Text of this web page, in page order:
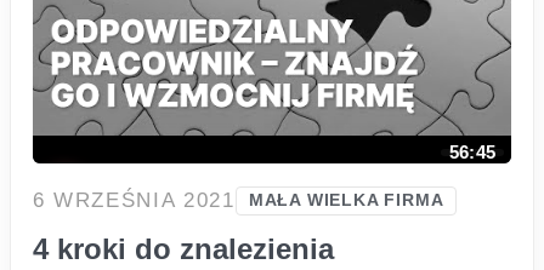
56:45
6 WRZEŚNIA 2021 MAŁA WIELKA FIRMA
4 kroki do znalezienia